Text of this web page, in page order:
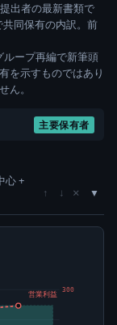
出者の最新書類で
同保有の内訳。前
ープ再編で新筆頭
を示すものではあり
ん。
主要保有者
心 +
↑ ↓ ×
300
営業利益